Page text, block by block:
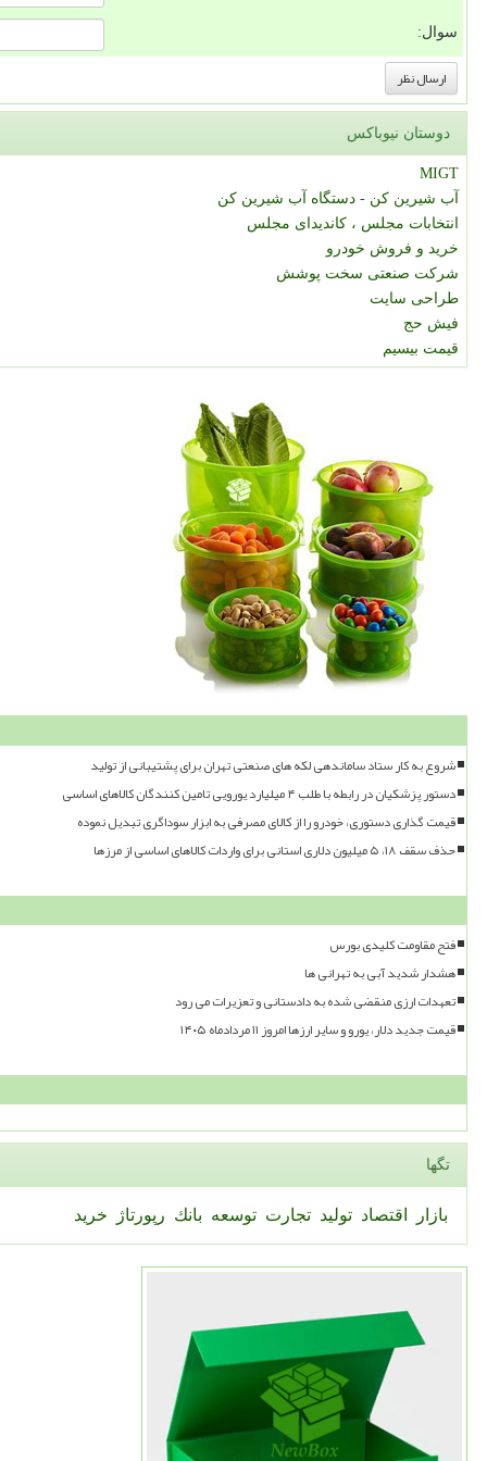
سوال:
دوستان نیوباکس
MIGT
آب شیرین کن - دستگاه آب شیرین کن
انتخابات مجلس ، کاندیدای مجلس
خرید و فروش خودرو
شرکت صنعتی سخت پوشش
طراحی سایت
فیش حج
قیمت بیسیم
شروع به کار ستاد ساماندهی لکه های صنعتی تهران برای پشتیبانی از تولید
دستور پزشکیان در رابطه با طلب ۴ میلیارد یورویی تامین کنندگان کالاهای اساسی
قیمت گذاری دستوری، خودرو را از کالای مصرفی به ابزار سوداگری تبدیل نموده
حذف سقف ۱۸، ۵ میلیون دلاری استانی برای واردات کالاهای اساسی از مرزها
فتح مقاومت کلیدی بورس
هشدار شدید آبی به تهرانی ها
تعهدات ارزی منقضی شده به دادستانی و تعزیرات می رود
قیمت جدید دلار، یورو و سایر ارزها امروز ۱۱ مردادماه ۱۴۰۵
تگها
بازار اقتصاد تولید تجارت توسعه بانك رپورتاژ خرید